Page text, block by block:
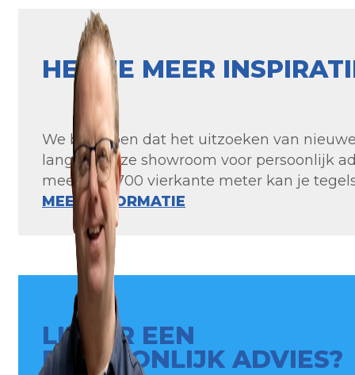
HEB JE MEER
We begrijpen dat het uitzoeken van
langs in onze showroom voor persoonlijk
meer dan 700 vierkante meter kan je
MEER INFORMATIE
LIEVER EEN
PERSOONLIJK ADVIES?